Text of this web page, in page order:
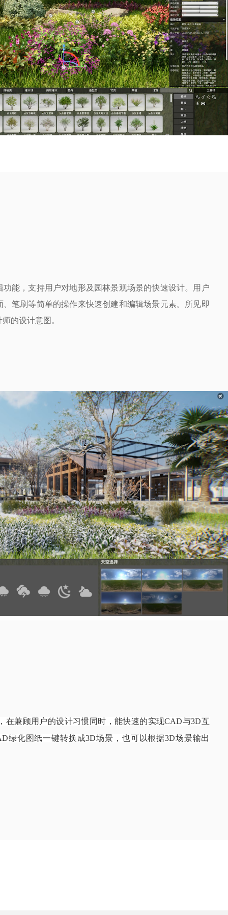
功能，支持用户对地形及园林景观场景的快速设计。用户
笔刷等简单的操作来快速创建和编辑场景元素。所见即
的设计意图。
在兼顾用户的设计习惯同时，能快速的实现CAD与3D互
绿化图纸一键转换成3D场景，也可以根据3D场景输出